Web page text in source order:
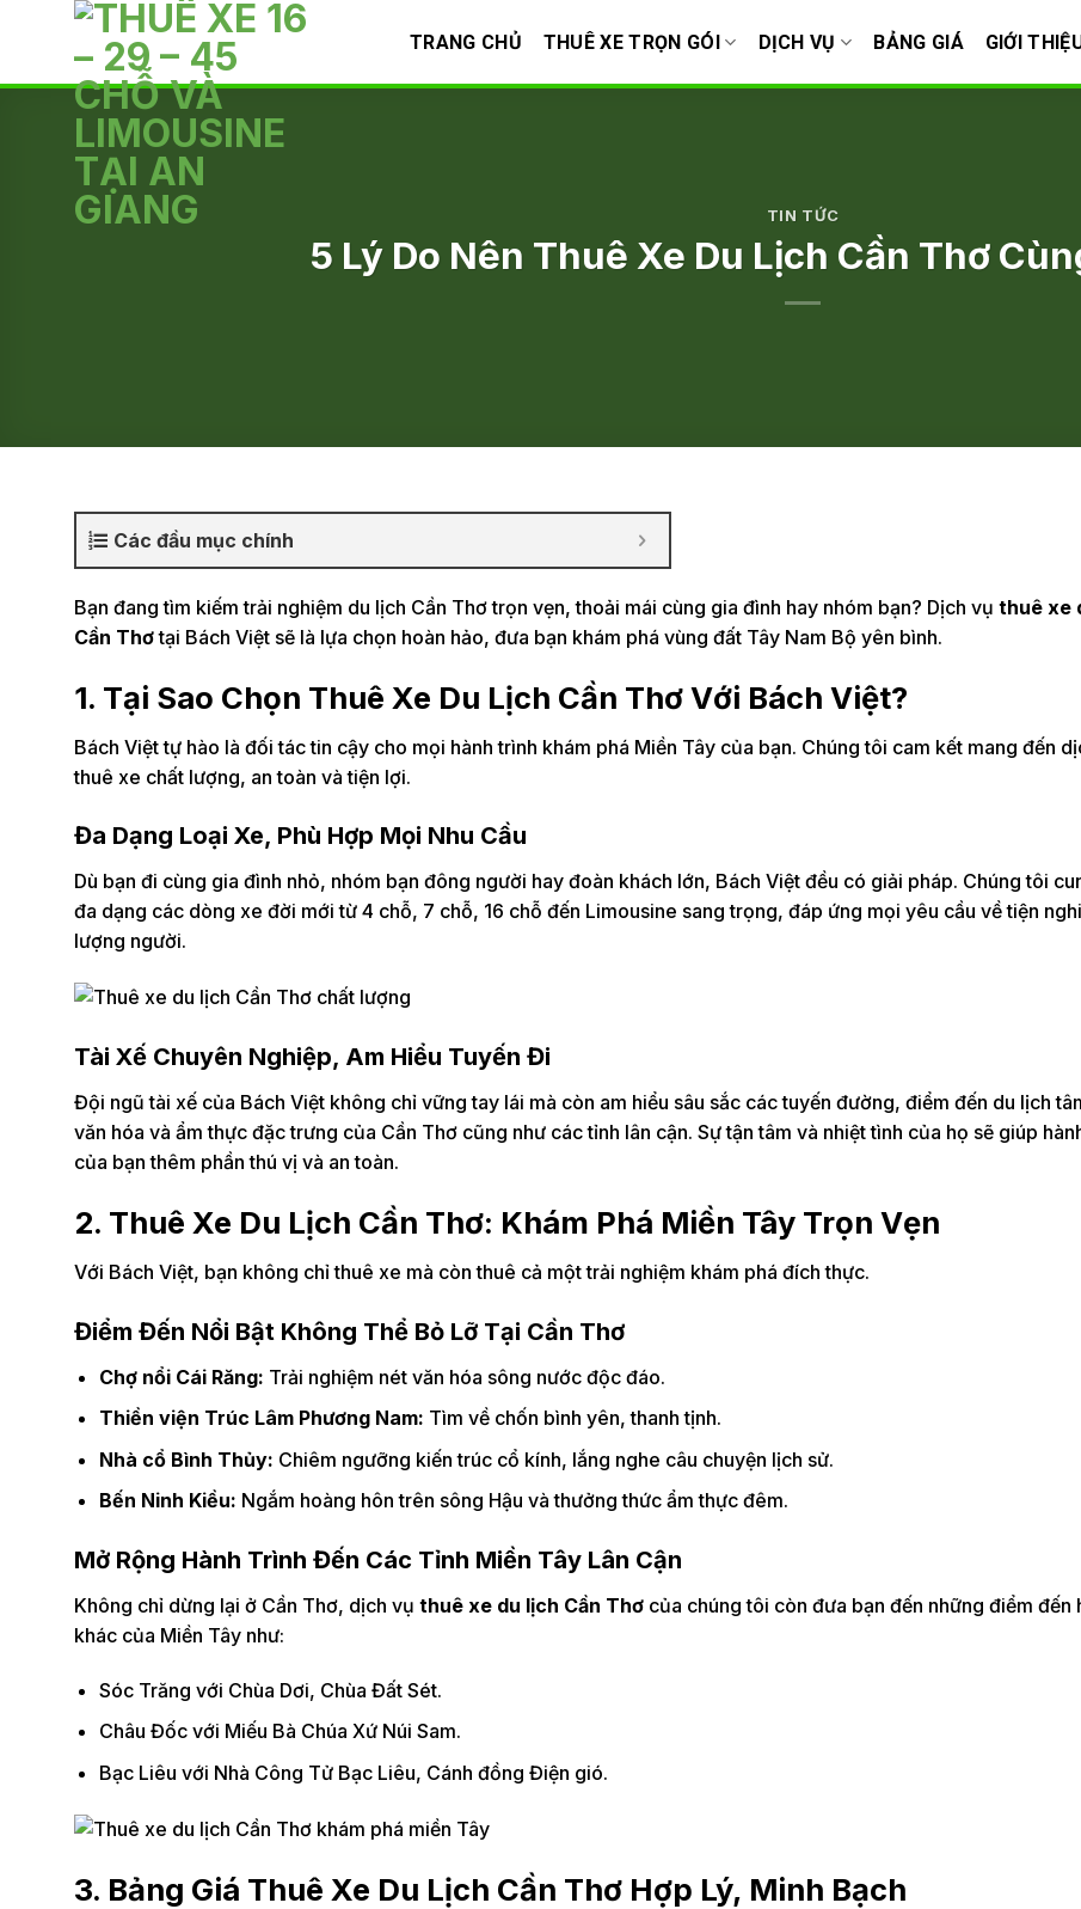
TRANG CHỦ THUÊ XE TRỌN GÓI DỊCH VỤ BẢNG GIÁ GIỚI
TIN TỨC
5 Lý Do Nên Thuê Xe Du Lịch Cần Thơ
Các đầu mục chính
Bạn đang tìm kiếm trải nghiệm du lịch Cần Thơ trọn vẹn, thoải mái cùng gia đình hay nhóm bạn? Dịch vụ thuê xe
Cần Thơtại Bách Việt sẽ là lựa chọn hoàn hảo, đưa bạn khám phá vùng đất Tây Nam Bộ yên bình.
1. Tại Sao Chọn Thuê Xe Du Lịch Cần Thơ Với Bách Việt?
Bách Việt tự hào là đối tác tin cậy cho mọi hành trình khám phá Miền Tây của bạn. Chúng tôi cam kết mang đến
thuê xe chất lượng, an toàn và tiện lợi.
Đa Dạng Loại Xe, Phù Hợp Mọi Nhu Cầu
Dù bạn đi cùng gia đình nhỏ, nhóm bạn đông người hay đoàn khách lớn, Bách Việt đều có giải pháp. Chúng tôi
đa dạng các dòng xe đời mới từ 4 chỗ, 7 chỗ, 16 chỗ đến Limousine sang trọng, đáp ứng mọi yêu cầu về tiện
lượng người.
Tài Xế Chuyên Nghiệp, Am Hiểu Tuyến Đi
Đội ngũ tài xế của Bách Việt không chỉ vững tay lái mà còn am hiểu sâu sắc các tuyến đường, điểm đến du lịch
văn hóa và ẩm thực đặc trưng của Cần Thơ cũng như các tỉnh lân cận. Sự tận tâm và nhiệt tình của họ sẽ giúp
của bạn thêm phần thú vị và an toàn.
2. Thuê Xe Du Lịch Cần Thơ: Khám Phá Miền Tây Trọn Vẹn
Với Bách Việt, bạn không chỉ thuê xe mà còn thuê cả một trải nghiệm khám phá đích thực.
Điểm Đến Nổi Bật Không Thể Bỏ Lỡ Tại Cần Thơ
Chợ nổi Cái Răng: Trải nghiệm nét văn hóa sông nước độc đáo.
Thiền viện Trúc Lâm Phương Nam: Tìm về chốn bình yên, thanh tịnh.
Nhà cổ Bình Thủy: Chiêm ngưỡng kiến trúc cổ kính, lắng nghe câu chuyện lịch sử.
Bến Ninh Kiều: Ngắm hoàng hôn trên sông Hậu và thưởng thức ẩm thực đêm.
Mở Rộng Hành Trình Đến Các Tỉnh Miền Tây Lân Cận
Không chỉ dừng lại ở Cần Thơ, dịch vụ thuê xe du lịch Cần Thơ của chúng tôi còn đưa bạn đến những điểm đến
khác của Miền Tây như:
Sóc Trăng với Chùa Dơi, Chùa Đất Sét.
Châu Đốc với Miếu Bà Chúa Xứ Núi Sam.
Bạc Liêu với Nhà Công Tử Bạc Liêu, Cánh đồng Điện gió.
3. Bảng Giá Thuê Xe Du Lịch Cần Thơ Hợp Lý, Minh Bạch